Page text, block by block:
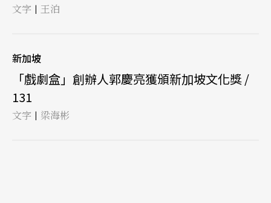
文字 | 王泊
新加坡
「戲劇盒」創辦人郭慶亮獲頒新加坡文化獎 /
131
文字 | 梁海彬